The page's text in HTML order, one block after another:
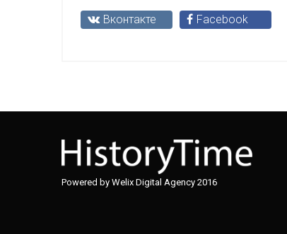
Вконтакте Facebook
Powered by Welix Digital Agency 2016